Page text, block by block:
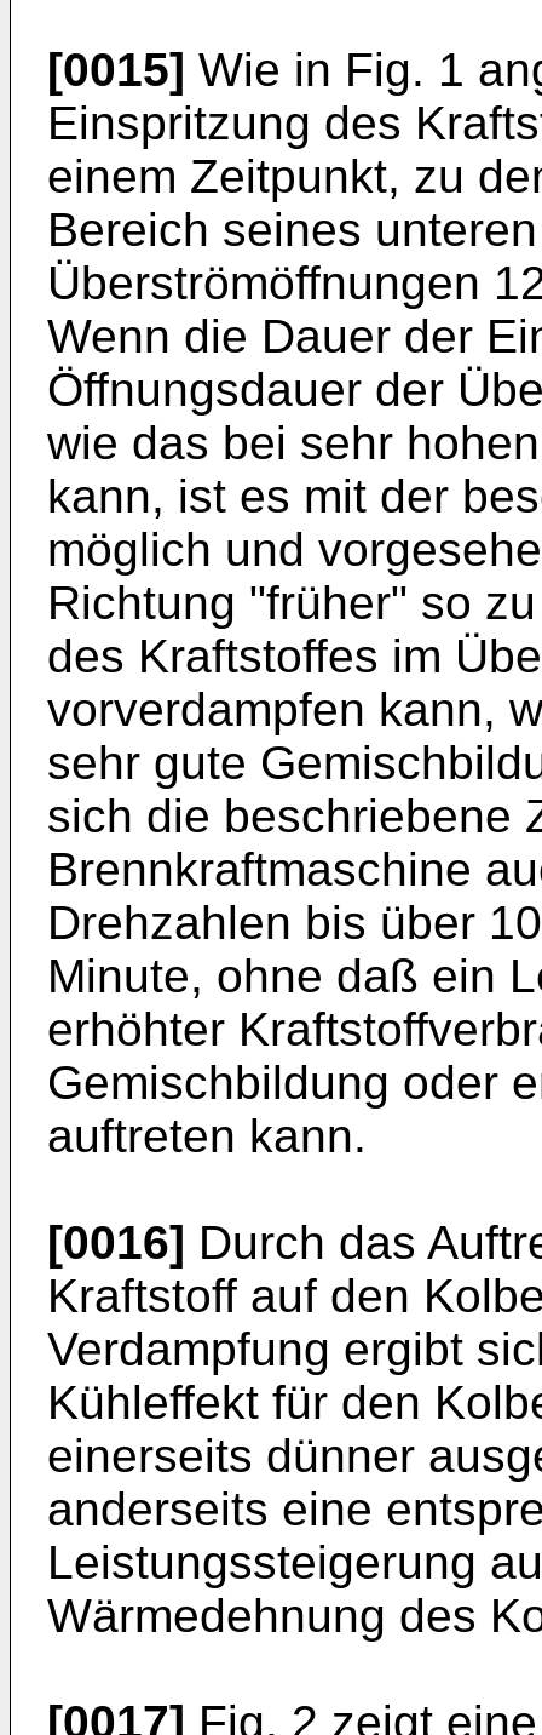
[0015] Wie in Fig. 1
Einspritzung des
einem Zeitpunkt, zu
Bereich seines
Überströmöffnungen
Wenn die Dauer der
Öffnungsdauer der
wie das bei sehr
kann, ist es mit der
möglich und
Richtung "früher" so
des Kraftstoffes im
vorverdampfen kann,
sehr gute
sich die beschriebene
Brennkraftmaschine
Drehzahlen bis über
Minute, ohne daß ein
erhöhter
Gemischbildung oder
auftreten kann.
[0016] Durch das
Kraftstoff auf den
Verdampfung ergibt
Kühleffekt für den
einerseits dünner
anderseits eine
Leistungssteigerung
Wärmedehnung des
[0017] Fig. 2 zeigt